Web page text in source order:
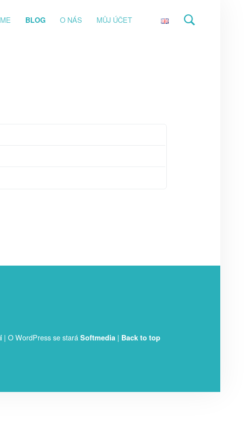
BLOG O NÁS MŮJ ÚČET
| O WordPress se stará Softmedia | Back to top